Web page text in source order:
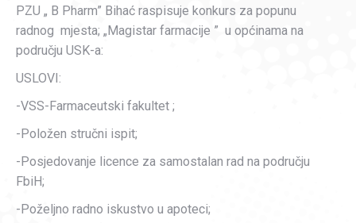
PZU „ B Pharm” Bihać raspisuje konkurs za popunu
radnog mjesta; „Magistar farmacije ” u općinama na
području USK-a:
USLOVI:
-VSS-Farmaceutski fakultet ;
-Položen stručni ispit;
-Posjedovanje licence za samostalan rad na području
FbiH;
-Poželjno radno iskustvo u apoteci;